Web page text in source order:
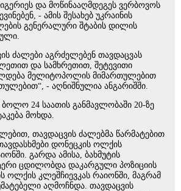
და მოწინააღმდეგეს ვერბოვოს
- ამის შესახებ უკრაინის
გენერალური შტაბის დილის
ძალები აგრძელებენ თავდაცვას
და სამხრეთით, შეტევითი
მელიტოპოლის მიმართულებით
- აღნიშნულია ანგარიშში.
ბოლო 24 საათის განმავლობაში 20-ზე
მოხდა.
თავდაცვის ძალებმა წარმატებით
დონეცკის ოლქის
გარდა ამისა, ბახმუტის
ცდილობდა დაკარგული პოზიციის
ოლქის კლეშჩიევკას რაიონში, მაგრამ
აღმოჩნდა. თავდაცვის